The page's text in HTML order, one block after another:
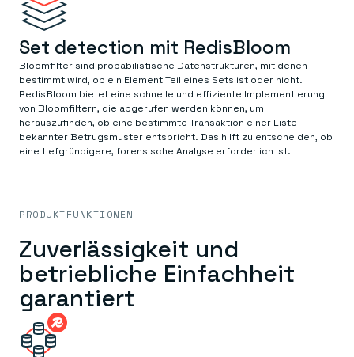
Set detection mit RedisBloom
Bloomfilter sind probabilistische Datenstrukturen, mit denen
bestimmt wird, ob ein Element Teil eines Sets ist oder nicht.
RedisBloom bietet eine schnelle und effiziente Implementierung
von Bloomfiltern, die abgerufen werden können, um
herauszufinden, ob eine bestimmte Transaktion einer Liste
bekannter Betrugsmuster entspricht. Das hilft zu entscheiden, ob
eine tiefgründigere, forensische Analyse erforderlich ist.
PRODUKTFUNKTIONEN
Zuverlässigkeit und
betriebliche Einfachheit
garantiert